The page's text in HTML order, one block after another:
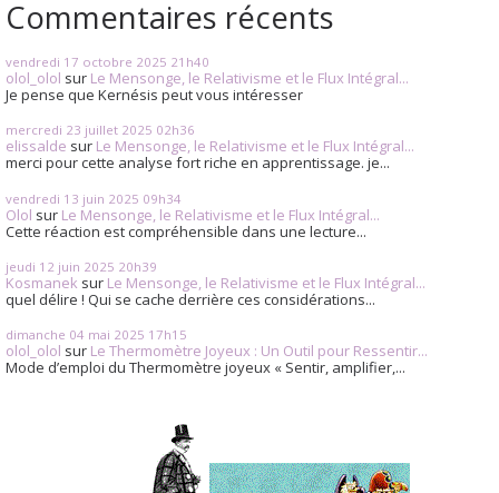
Commentaires récents
vendredi 17 octobre 2025 21h40
olol_olol sur Le Mensonge, le Relativisme et le Flux Intégral...
Je pense que Kernésis peut vous intéresser
mercredi 23 juillet 2025 02h36
elissalde sur Le Mensonge, le Relativisme et le Flux Intégral...
merci pour cette analyse fort riche en apprentissage. je...
vendredi 13 juin 2025 09h34
Olol sur Le Mensonge, le Relativisme et le Flux Intégral...
Cette réaction est compréhensible dans une lecture...
jeudi 12 juin 2025 20h39
Kosmanek sur Le Mensonge, le Relativisme et le Flux Intégral...
quel délire ! Qui se cache derrière ces considérations...
dimanche 04 mai 2025 17h15
olol_olol sur Le Thermomètre Joyeux : Un Outil pour Ressentir...
Mode d’emploi du Thermomètre joyeux « Sentir, amplifier,...